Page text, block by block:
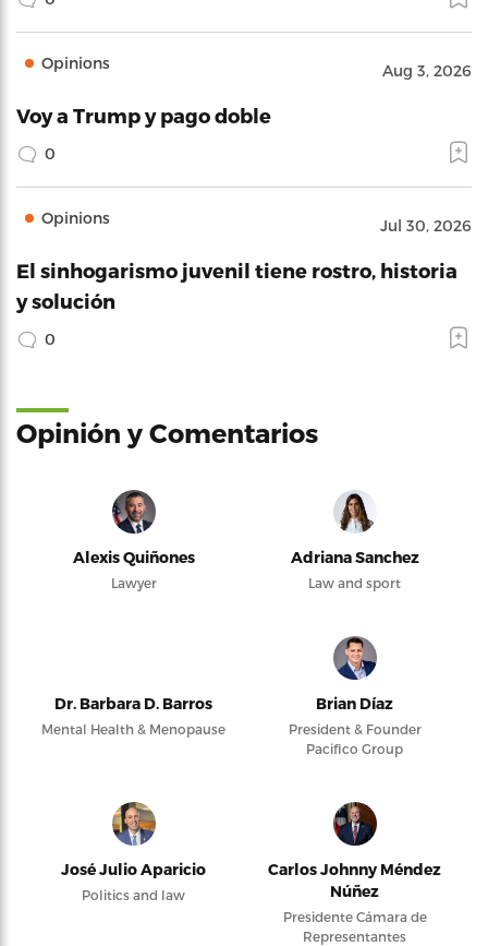
Opinions Aug 3, 2026
Voy a Trump y pago doble
0
Opinions Jul 30, 2026
El sinhogarismo juvenil tiene rostro, historia
y solución
0
Opinión y Comentarios
Alexis Quiñones
Lawyer
Adriana Sanchez
Law and sport
Dr. Barbara D. Barros
Mental Health & Menopause
Brian Díaz
President & Founder
Pacifico Group
José Julio Aparicio
Politics and law
Carlos Johnny Méndez
Núñez
Presidente Cámara de
Representantes